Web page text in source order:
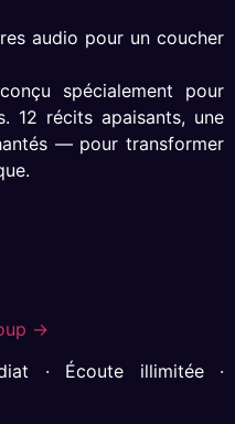
audio pour un coucher
spécialement pour
12 récits apaisants, une
— pour transformer
→
· Écoute illimitée ·